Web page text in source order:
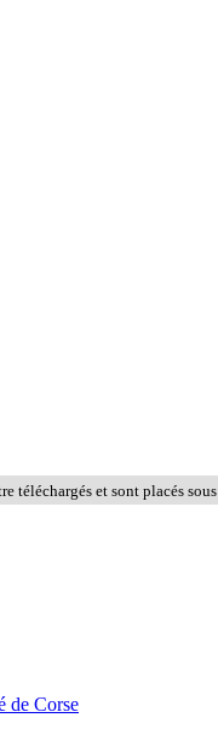
téléchargés et sont placés sous